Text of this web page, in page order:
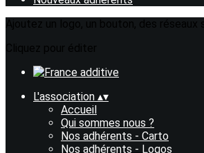
L'association ▴▾
Accueil
Qui sommes nous ?
Nos adhérents - Carto
Nos adhérents - Logos